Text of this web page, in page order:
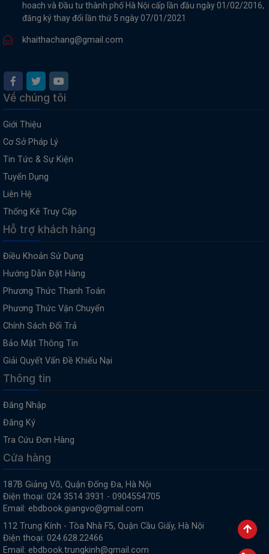
hoach và Đầu tư thành phố Hà Nội cấp lần đầu ngày 01/02/2016,
đăng ký thay đổi lần thứ 5 ngày 07/01/2021
khaithachang@gmail.com
Về chúng tôi
Giới Thiệu
Cơ Sở Pháp Lý
Tin Tức & Sự Kiện
Tuyển Dụng
Liên Hệ
Thống Kê Truy Cập
Hỗ trợ khách hàng
Điều Khoản Sử Dụng
Hướng Dẫn Đặt Hàng
Phương Thức Thanh Toán
Phương Thức Vận Chuyển
Chính Sách Đổi Trả
Bảo Mật Thông Tin
Giải Quyết Vấn Đề Khiếu Nại
Thông tin
Đăng Nhập
Đăng Ký
Tra Cứu Đơn Hàng
Cửa hàng
187B Giảng Võ, Quận Đống Đa, Hà Nội
Điện thoại: 024 3514 3931 - 0904554705
Email: ebdbook.giangvo@gmail.com
112 Trung Kính - Tòa Nhà F5, Quận Cầu Giấy, Hà Nội
Điện thoại: 024.628.22466
Email: ebdbook.trungkinh@gmail.com